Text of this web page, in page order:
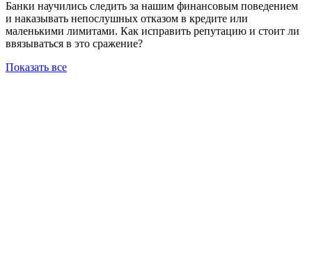
Банки научились следить за нашим финансовым поведением
и наказывать непослушных отказом в кредите или
маленькими лимитами. Как исправить репутацию и стоит ли
ввязываться в это сражение?
Показать все